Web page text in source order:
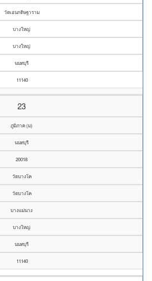
วัดเอนกดิษฐาราม
บางใหญ่
บางใหญ่
นนทบุรี
11140
23
ภูมิภาค (ม)
นนทบุรี
20018
วัดบางโค
วัดบางโค
บางแม่นาง
บางใหญ่
นนทบุรี
11140